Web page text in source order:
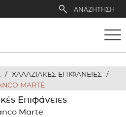
/ ΧΑΛΑΖΙΑΚΕΣ ΕΠΙΦΑΝΕΙΕΣ /
MARTE
Επιφάνειες
Marte